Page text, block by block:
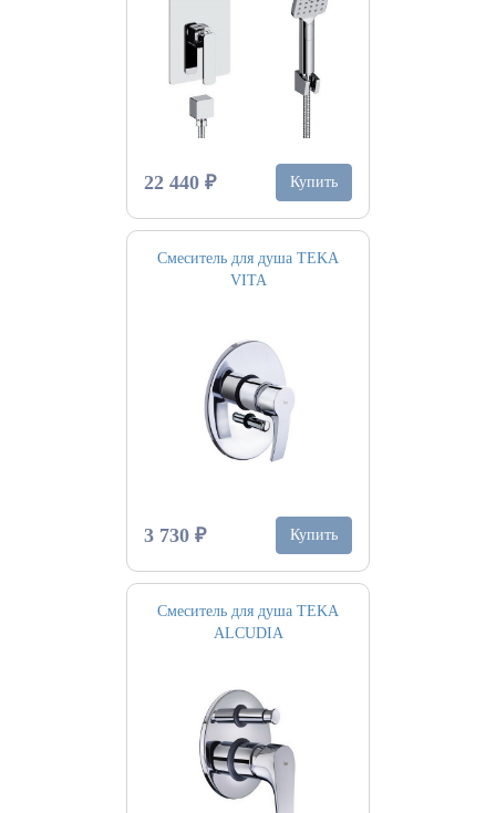
22 440 ₽ Купить
Смеситель для душа TEKA
VITA
3 730 ₽ Купить
Смеситель для душа TEKA
ALCUDIA